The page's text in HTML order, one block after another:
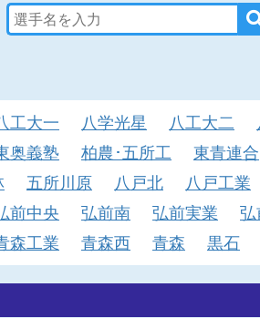
工大一 八学光星 八工大二
奥義塾 柏農･五所工 東青連合
五所川原 八戸北 八戸工業
前中央 弘前南 弘前実業 弘
森工業 青森西 青森 黒石